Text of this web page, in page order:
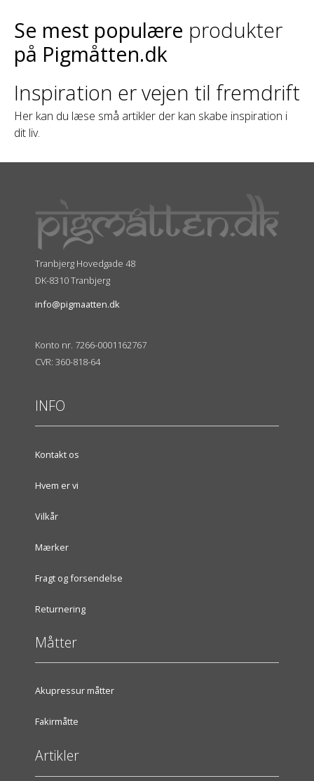
Se mest populære produkter
på Pigmåtten.dk
Inspiration er vejen til fremdrift
Her kan du læse små artikler der kan skabe inspiration i
dit liv.
Tranbjerg Hovedgade 48
DK-8310 Tranbjerg
info@pigmaatten.dk
Konto nr. 7266-0001162767
CVR: 360-818-64
INFO
Kontakt os
Hvem er vi
Vilkår
Mærker
Fragt og forsendelse
Returnering
Måtter
Akupressur måtter
Fakirmåtte
Artikler